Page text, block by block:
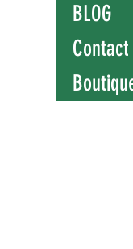
BLOG
Contact